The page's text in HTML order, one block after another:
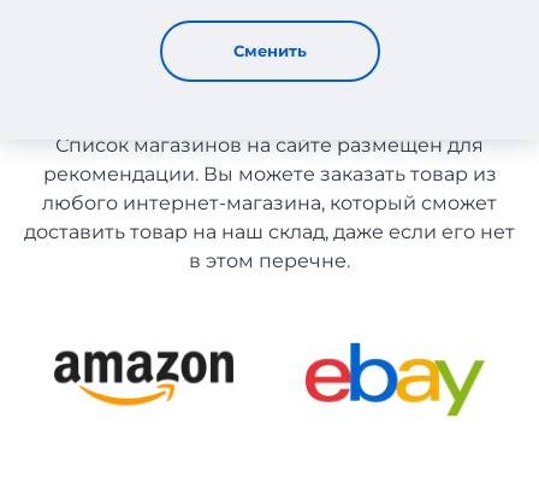
Сменить
Автохимия из Германии с
доставкой в Украину
Список магазинов на сайте размещен для
рекомендации. Вы можете заказать товар из
любого интернет-магазина, который сможет
доставить товар на наш склад, даже если его нет
в этом перечне.